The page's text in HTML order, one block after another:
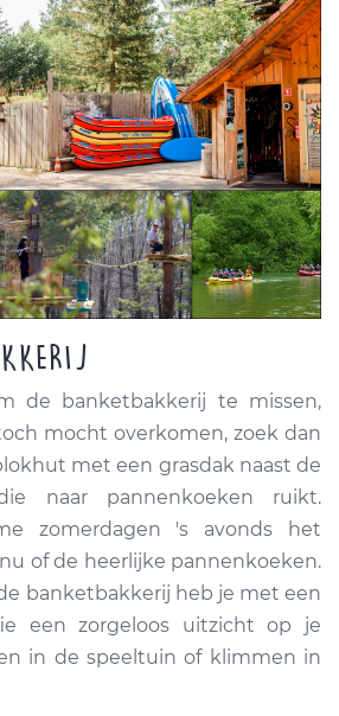
de banketbakkerij te missen,
mocht overkomen, zoek dan
met een grasdak naast de
naar pannenkoeken ruikt.
zomerdagen 's avonds het
of de heerlijke pannenkoeken.
banketbakkerij heb je met een
een zorgeloos uitzicht op je
in de speeltuin of klimmen in